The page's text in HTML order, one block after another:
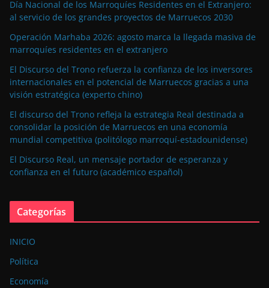
Día Nacional de los Marroquíes Residentes en el Extranjero:
al servicio de los grandes proyectos de Marruecos 2030
Operación Marhaba 2026: agosto marca la llegada masiva de
marroquíes residentes en el extranjero
El Discurso del Trono refuerza la confianza de los inversores
internacionales en el potencial de Marruecos gracias a una
visión estratégica (experto chino)
El discurso del Trono refleja la estrategia Real destinada a
consolidar la posición de Marruecos en una economía
mundial competitiva (politólogo marroquí-estadounidense)
El Discurso Real, un mensaje portador de esperanza y
confianza en el futuro (académico español)
Categorías
INICIO
Política
Economía